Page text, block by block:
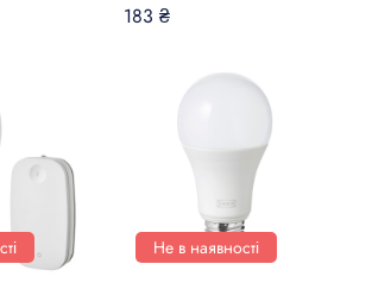
183 ₴
Не в наявності